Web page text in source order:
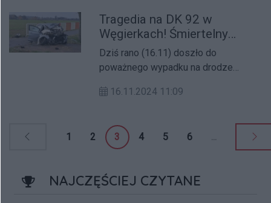
Tragedia na DK 92 w
Węgierkach! Śmiertelny
wypadek z udziałem
ciężarówki
Dziś rano (16.11) doszło do
poważnego wypadku na drodze
Węgierki, w powiecie wrzesińskim.
16.11.2024 11:09
1 2 3 4 5 6
NAJCZĘŚCIEJ CZYTANE